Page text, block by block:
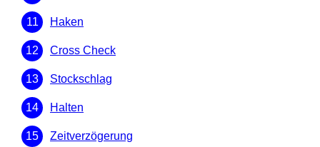
Haken
Cross Check
Stockschlag
Halten
Zeitverzögerung